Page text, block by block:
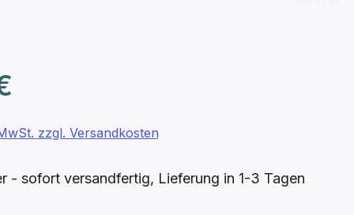
zzgl. Versandkosten
- sofort versandfertig, Lieferung in 1-3 Tagen